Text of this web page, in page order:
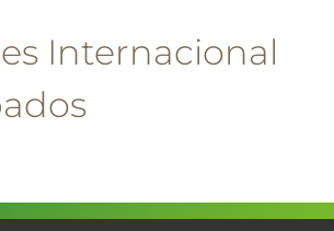
Internacional